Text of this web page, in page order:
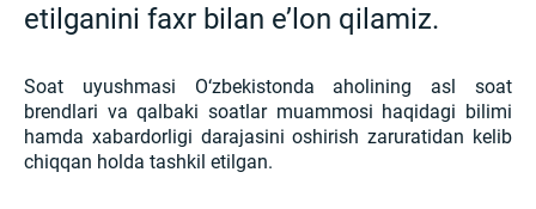
etilganini faxr bilan e’lon qilamiz.
Soat uyushmasi O‘zbekistonda aholining asl soat
brendlari va qalbaki soatlar muammosi haqidagi bilimi
hamda xabardorligi darajasini oshirish zaruratidan kelib
chiqqan holda tashkil etilgan.